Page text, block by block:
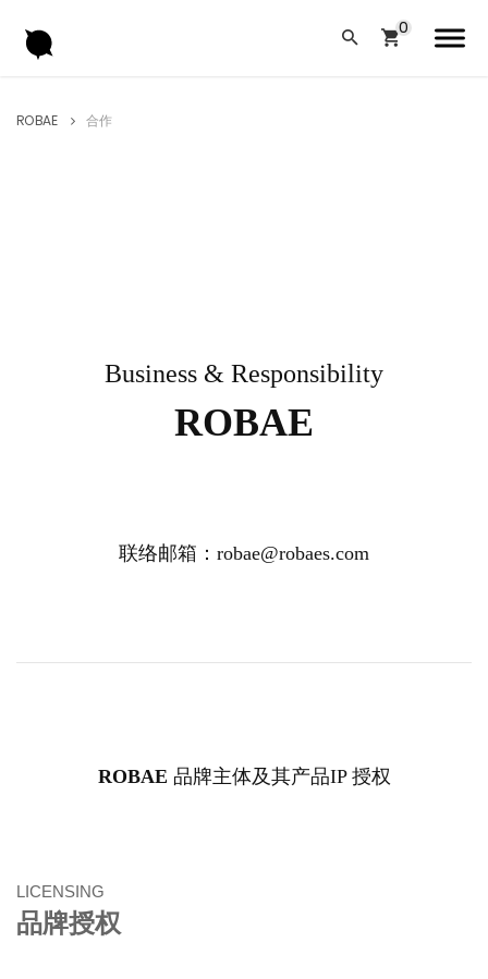
ROBAE 合作
Business & Responsibility
ROBAE
联络邮箱：robae@robaes.com
ROBAE 品牌主体及其产品IP 授权
LICENSING
品牌授权